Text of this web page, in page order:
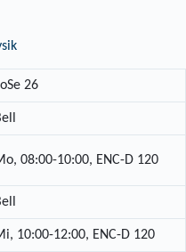
26
08:00-10:00, ENC-D 120
10:00-12:00, ENC-D 120